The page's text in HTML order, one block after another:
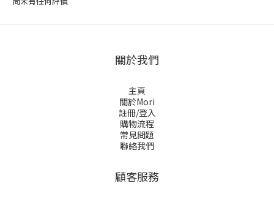
關於我們
主頁
關於Mori
註冊/登入
購物流程
常見問題
聯絡我們
顧客服務